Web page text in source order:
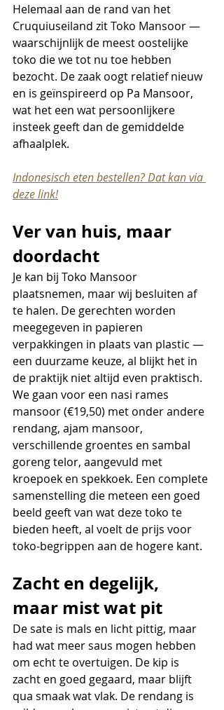
Helemaal aan de rand van het
Cruquiuseiland zit Toko Mansoor —
waarschijnlijk de meest oostelijke
toko die we tot nu toe hebben
bezocht. De zaak oogt relatief nieuw
en is geïnspireerd op Pa Mansoor,
wat het een wat persoonlijkere
insteek geeft dan de gemiddelde
afhaalplek.
Indonesisch eten bestellen? Dat kan via
deze link!
Ver van huis, maar
doordacht
Je kan bij Toko Mansoor
plaatsnemen, maar wij besluiten af
te halen. De gerechten worden
meegegeven in papieren
verpakkingen in plaats van plastic —
een duurzame keuze, al blijkt het in
de praktijk niet altijd even praktisch.
We gaan voor een nasi rames
mansoor (€19,50) met onder andere
rendang, ajam mansoor,
verschillende groentes en sambal
goreng telor, aangevuld met
kroepoek en spekkoek. Een complete
samenstelling die meteen een goed
beeld geeft van wat deze toko te
bieden heeft, al voelt de prijs voor
toko-begrippen aan de hogere kant.
Zacht en degelijk,
maar mist wat pit
De sate is mals en licht pittig, maar
had wat meer saus mogen hebben
om echt te overtuigen. De kip is
zacht en goed gegaard, maar blijft
qua smaak wat vlak. De rendang is